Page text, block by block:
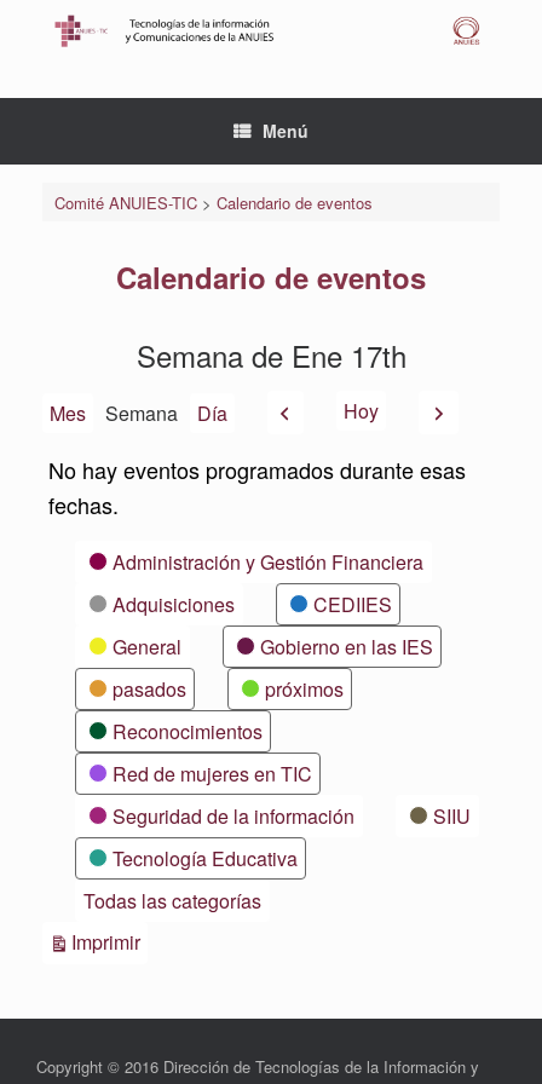
Menú
Comité ANUIES-TIC> Calendario de eventos
Calendario de eventos
Semana de Ene 17th
Mes Semana Día AnteriorHoy Siguiente
No hay eventos programados durante esas
fechas.
CategoríasAdministración y Gestión Financiera
Adquisiciones
CEDIIES
General
Gobierno en las IES
pasados
próximos
Reconocimientos
Red de mujeres en TIC
Seguridad de la información
SIIU
Tecnología Educativa
Todas las categorías
ImprimirVistas
Copyright © 2016 Dirección de Tecnologías de la Información y